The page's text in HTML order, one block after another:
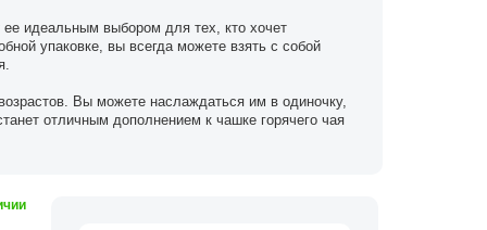
идеальным выбором для тех, кто хочет
упаковке, вы всегда можете взять с собой
Вы можете наслаждаться им в одиночку,
отличным дополнением к чашке горячего чая